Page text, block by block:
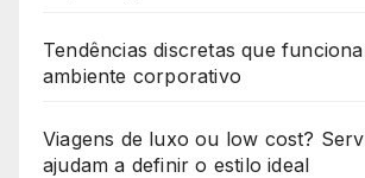
Tendências discretas que
ambiente corporativo
Viagens de luxo ou low cost?
ajudam a definir o estilo ideal